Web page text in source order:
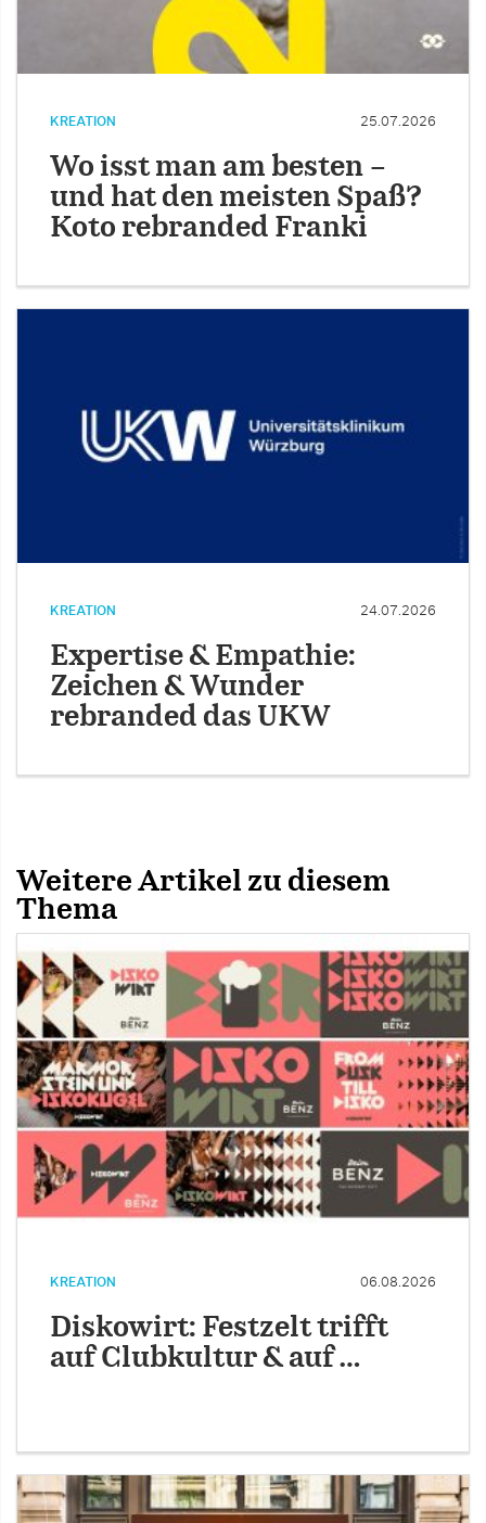
KREATION 25.07.2026
Wo isst man am besten –
und hat den meisten Spaß?
Koto rebranded Franki
KREATION 24.07.2026
Expertise & Empathie:
Zeichen & Wunder
rebranded das UKW
Weitere Artikel zu diesem
Thema
KREATION 06.08.2026
Diskowirt: Festzelt trifft
auf Clubkultur & auf …